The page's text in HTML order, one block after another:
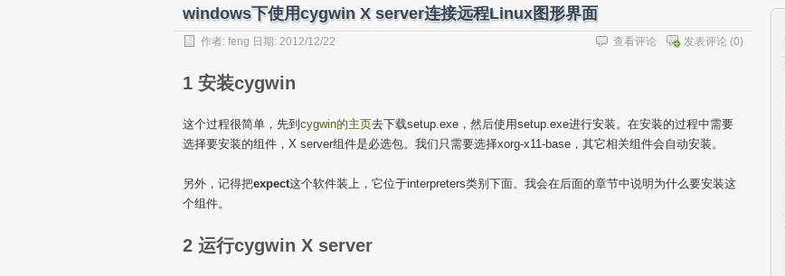
windows下使用cygwin X server连接远程Linux图形界面
作者: feng 日期: 2012/12/22 发表评论 (0)
查看评论
1 安装cygwin
这个过程很简单，先到 cygwin的主页去下载setup.exe，然后使用setup.exe进行安装。在安装的过程中需要
选择要安装的组件，X server组件是必选包。我们只需要选择xorg-x11-base，其它相关组件会自动安装。
另外，记得把expect这个软件装上，它位于interpreters类别下面。我会在后面的章节中说明为什么要安装这
个组件。
2 运行cygwin X server